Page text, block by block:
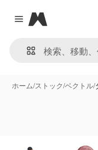
Close menu
Magnific
ホーム/ストック/ベクトル/